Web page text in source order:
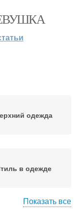
одежда
в одежде
Показать все